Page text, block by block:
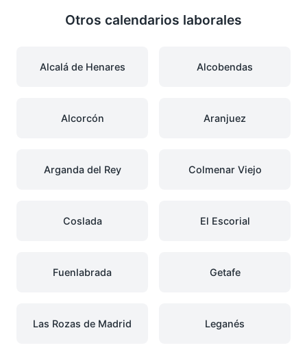
Otros calendarios laborales
Alcalá de Henares Alcobendas
Alcorcón Aranjuez
Arganda del Rey Colmenar Viejo
Coslada El Escorial
Fuenlabrada Getafe
Las Rozas de Madrid Leganés